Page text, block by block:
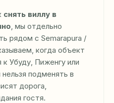
снять виллу в
, мы отдельно
рядом с Semarapura /
когда объект
Убуду, Пиженгу или
подменять в
дорога,
гостя.